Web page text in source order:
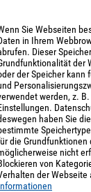
*
Sie Webseiten
in Ihrem
Dieser
der
der Speicher kann
werden, z.
haben Sie
die Grundfunktionen
nicht
von
der Webseite